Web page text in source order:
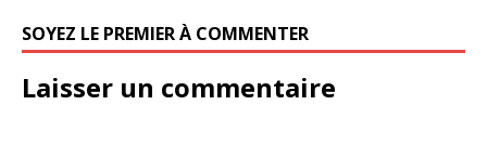
SOYEZ LE PREMIER À COMMENTER
Laisser un commentaire